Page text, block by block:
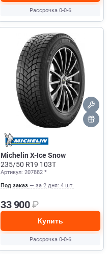
Рассрочка 0-0-6
Michelin X-Ice Snow
235/50 R19 103T
Артикул: 207882 *
Под заказ — за 2 дня: 4 шт.
33 900₽
Купить
Рассрочка 0-0-6